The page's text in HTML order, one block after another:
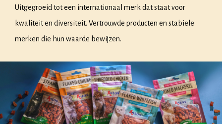
Uitgegroeid tot een internationaal merk dat staat voor
kwaliteit en diversiteit. Vertrouwde producten en stabiele
merken die hun waarde bewijzen.